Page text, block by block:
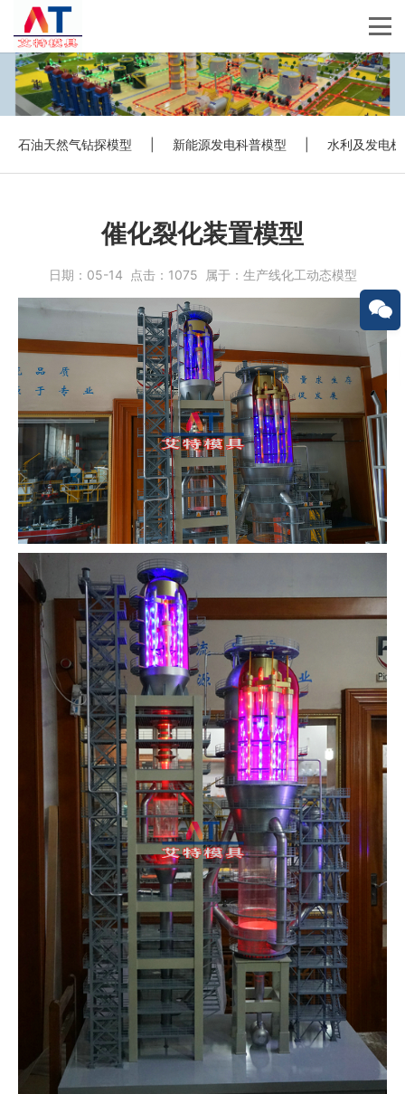
石油天然气钻探模型 新能源发电科普模型 水利及发电
催化裂化装置模型
日期： 05-14 点击： 1075 属于： 生产线化工动态模型